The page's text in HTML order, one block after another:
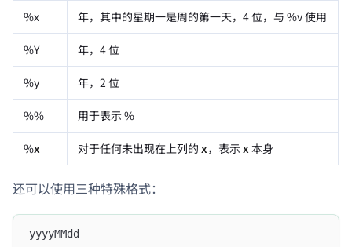
%x 年，其中的星期一是周的第一天，4 位，与 %v 使用
%Y 年，4 位
%y 年，2 位
%% 用于表示 %
%x 对于任何未出现在上列的 x，表示x 本身
还可以使用三种特殊格式：
yyyyMMdd